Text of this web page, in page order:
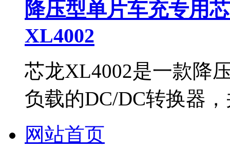
降压型单片车充专用
XL4002
芯龙XL4002是一款降
负载的DC/DC转换器
网站首页